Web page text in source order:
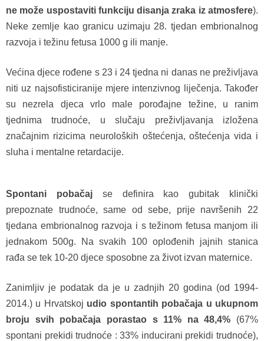
ne može uspostaviti funkciju disanja zraka iz atmosfere).
Neke zemlje kao granicu uzimaju 28. tjedan embrionalnog
razvoja i težinu fetusa 1000 g ili manje.
Većina djece rođene s 23 i 24 tjedna ni danas ne preživljava
niti uz najsofisticiranije mjere intenzivnog liječenja. Također
su nezrela djeca vrlo male porođajne težine, u ranim
tjednima trudnoće, u slučaju preživljavanja izložena
značajnim rizicima neuroloških oštećenja, oštećenja vida i
sluha i mentalne retardacije.
Spontani pobačajse definira kao gubitak klinički
prepoznate trudnoće, same od sebe, prije navršenih 22
tjedana embrionalnog razvoja i s težinom fetusa manjom ili
jednakom 500g. Na svakih 100 oplođenih jajnih stanica
rađa se tek 10-20 djece sposobne za život izvan maternice.
Zanimljiv je podatak da je u zadnjih 20 godina (od 1994-
2014.) u Hrvatskoj udio spontantih pobačaja u ukupnom
broju svih pobačaja porastao s 11% na 48,4% (67%
spontani prekidi trudnoće : 33% inducirani prekidi trudnoće),